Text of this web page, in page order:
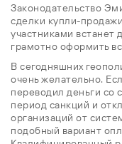
Законодательство
сделки купли-
участниками встанет
грамотно оформить
В сегодняшних
очень желательно.
переводил деньги со
период санкций и
организаций от
подобный вариант